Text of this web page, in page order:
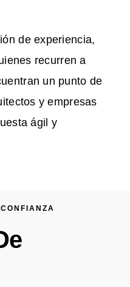
de experiencia,
recurren a
un punto de
y empresas
ágil y